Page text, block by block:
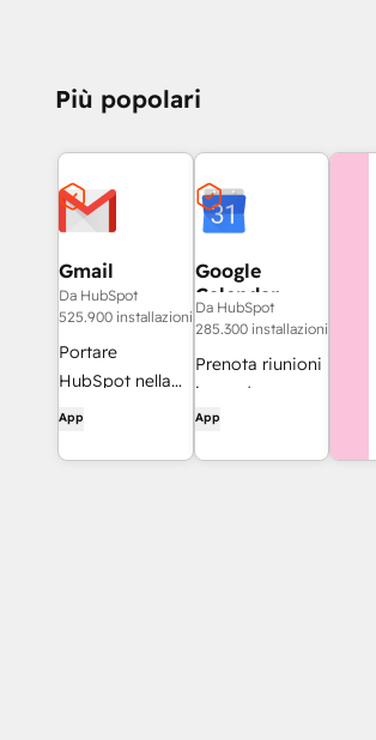
Più popolari
Gmail
Da HubSpot
525.900 installazioni
Portare
HubSpot nella
casella di posta
l'integrazione
App
Google
Calendar
Da HubSpot
285.300 installazioni
Prenota riunioni
in modo
semplice e
App